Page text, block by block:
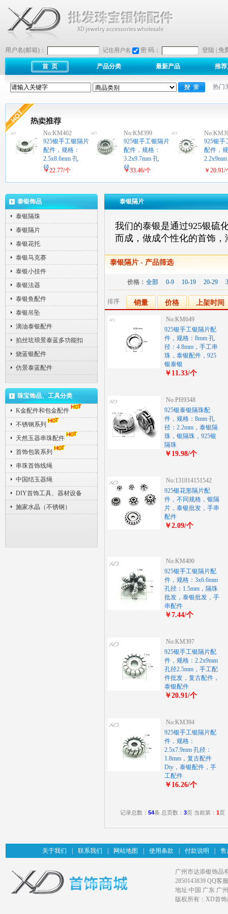
用户名(邮箱)： 记住用户名: 密 码： 登陆 免
首 页 产品分类 最新产品 推
热门
No:KM402
925银手工银隔片
配件，规格：
2.5x8.6mm 孔
径…
￥22.77/个
No:KM399
925银手工银隔片
配件，规格：
3.2x9.7mm 孔
径…
￥33.46/个
925银手
配件，
￥20.91/
泰银饰品
泰银隔珠
泰银隔片
泰银花托
泰银马克赛
泰银小挂件
泰银法器
泰银鱼配件
泰银吊坠
滴油泰银配件
掐丝珐琅景泰蓝多功能扣
烧蓝银配件
仿景泰蓝配件
珠宝饰品、工具分类
K金配件和包金配件
不锈钢系列
天然玉器串珠配件
首饰包装系列
串珠首饰线绳
中国结玉器绳
DIY首饰工具、器材设备
施家水晶（不锈钢）
泰银隔片
我们的泰银是通过925银硫
而成，做成个性化的首饰，
泰银隔片 - 产品筛选
价格： 全部 0-9 10-19 20-29
排序 销量 价格 上架时间
No:KM649
925银手工银隔片配
件，规格：8mm 孔
径：4.8mm，手工串
珠，泰银配件，925
银泰银
￥11.33/个
No:PH9348
925银泰银隔珠配
件，规格：8mm 孔
径：2.2mm，泰银隔
珠，银隔珠，925银
隔珠
￥19.98/个
No:131014151542
925银花形隔片配
件，不同规格，银隔
片，泰银批发，手串
配件
￥2.09/个
No:KM400
925银手工银隔片配
件，规格：3x6.6mm
孔径：1.5mm，隔珠
批发，泰银批发，手
串配件
￥7.44/个
No:KM397
925银手工银隔片配
件，规格：2.2x9mm
孔径2.5mm，手工配
件批发，复古配件，
泰银配件
￥20.91/个
No:KM394
925银手工银隔片配
件，规格：
2.5x7.9mm 孔径：
1.8mm，复古配件
Diy，泰银配件，手
工配件
￥16.26/个
记录总数： 54条 总页数： 3页 当前第： 1页
关于我们 联系我们 网站地图 使用条款 付款说明 售
广州市达添银饰品
2850143839 QQ客
地址:中国 广东 广
版权所有：XD首